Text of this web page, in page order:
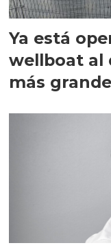
Ya está
wellboat al
más